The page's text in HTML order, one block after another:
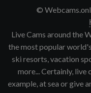
©
Live Cams around the
the most popular
ski resorts, vacation
more... Certainly, live
example, at sea or give